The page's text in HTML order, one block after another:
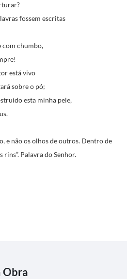
fossem escritas
com chumbo,
está vivo
sobre o pó;
esta minha pele,
e não os olhos de outros. Dentro de
rins”. Palavra do Senhor.
Obra